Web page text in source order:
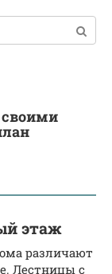
своими
этаж
различают
Лестницы с